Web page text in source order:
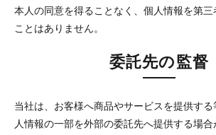
本人の同意を得ることなく、個人情報を第
ことはありません。
委託先の監督
当社は、お客様へ商品やサービスを提供す
人情報の一部を外部の委託先へ提供する場